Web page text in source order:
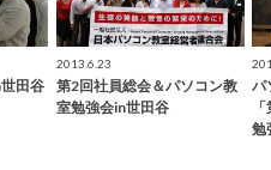
田谷
2013.6.23
第2回社員総会＆パソコン教
室勉強会in世田谷
パ
勉